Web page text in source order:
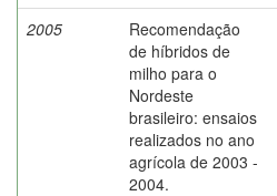
2005
Recomendação
de híbridos de
milho para o
Nordeste
brasileiro: ensaios
realizados no ano
agrícola de 2003 -
2004.